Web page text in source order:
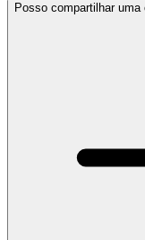
Posso compartilhar